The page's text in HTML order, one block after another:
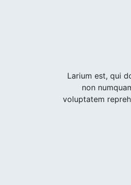
Larium est, qui
non
voluptatem